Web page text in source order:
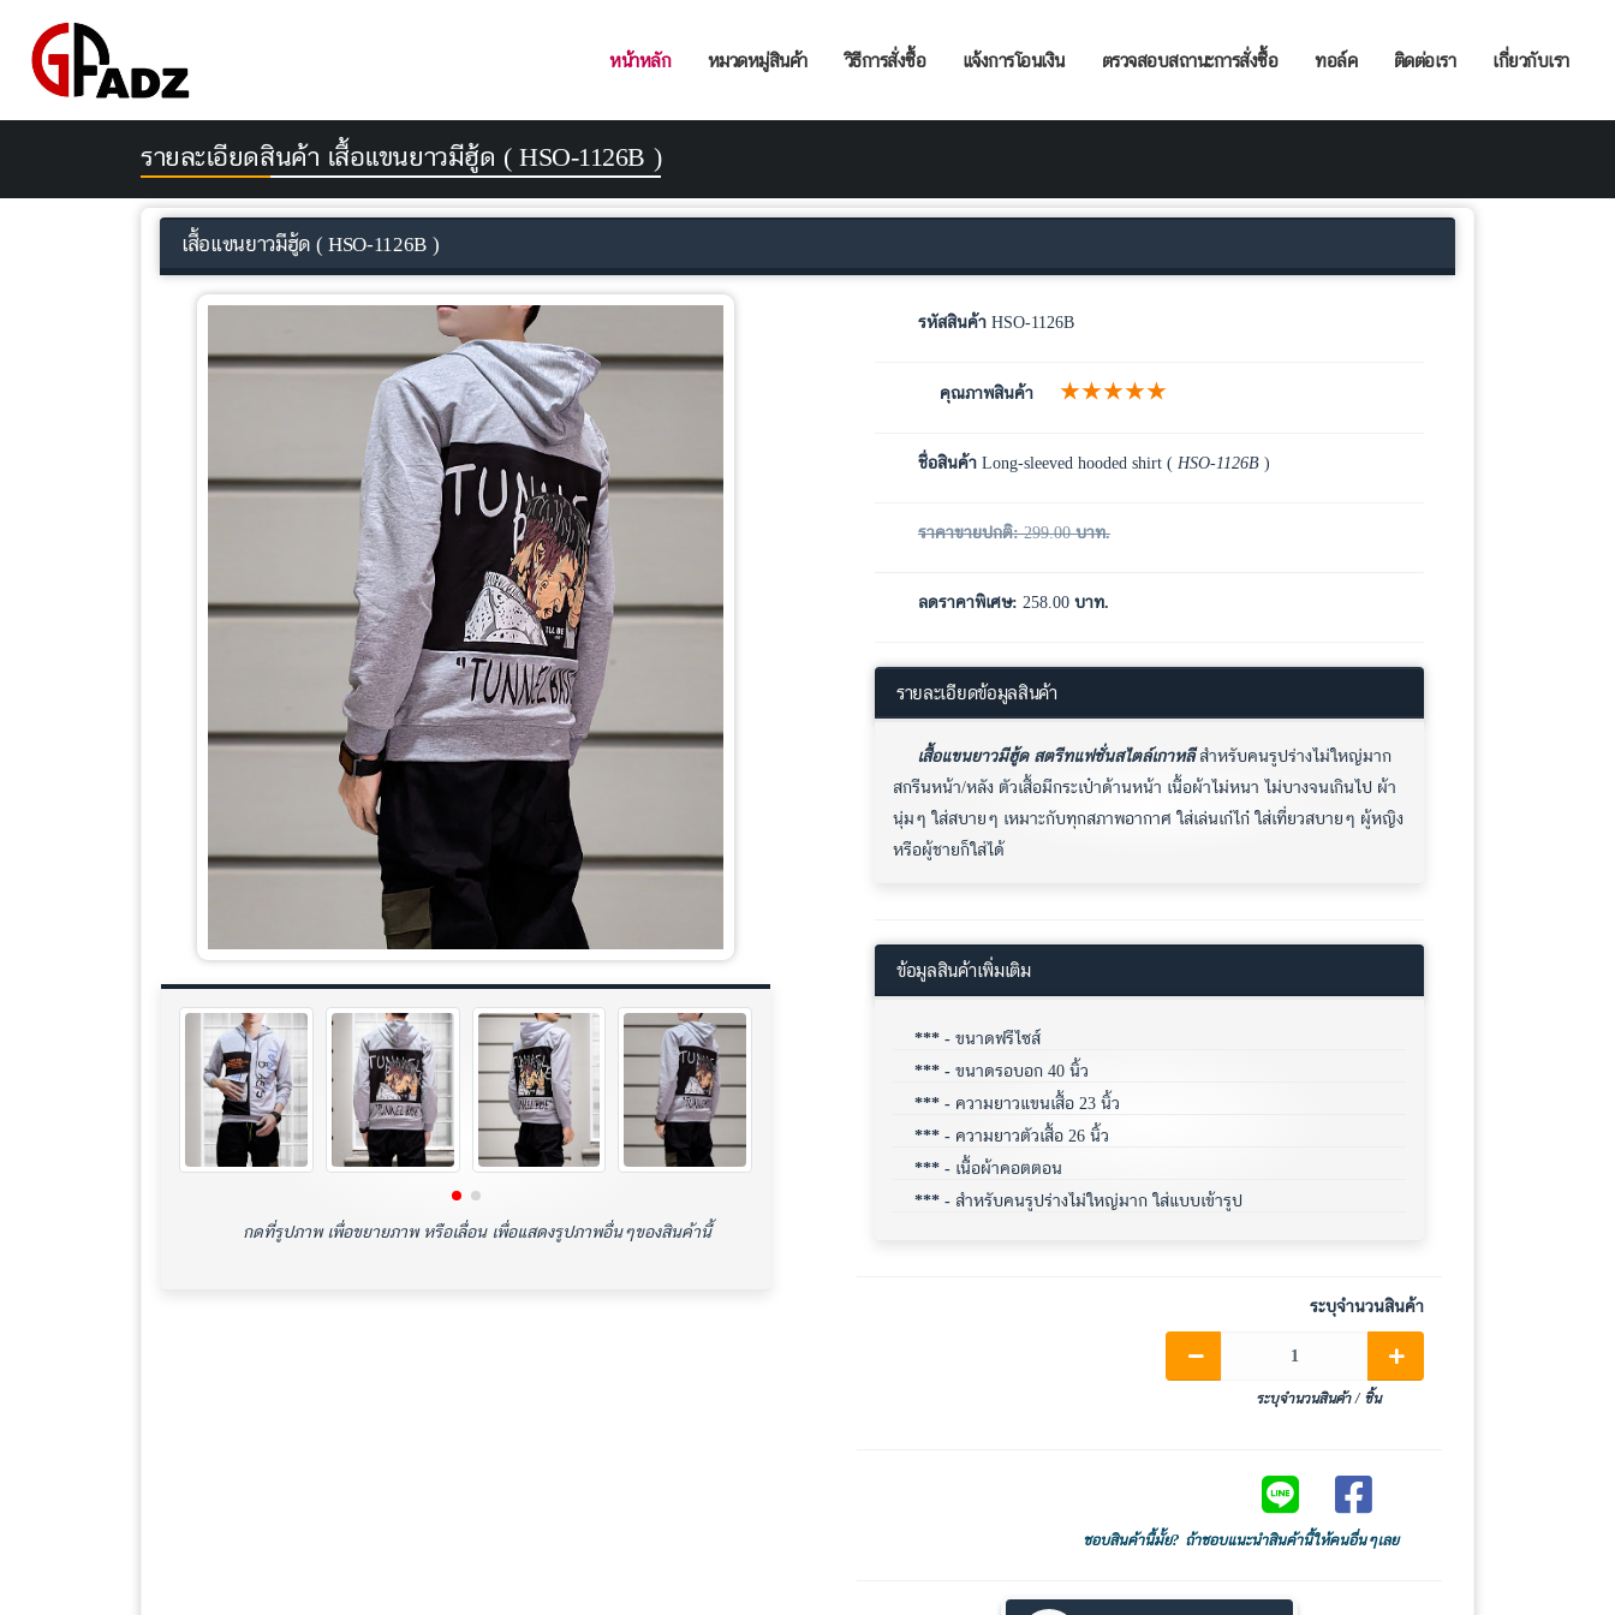
หน้าหลัก หมวดหมู่สินค้า วิธีการสั่งซื้อ แจ้งการโอนเงิน ตรวจสอบสถานะการสั่งซื้อ ทอล์ค ติดต่อเรา เกี่ยวกับเรา
รายละเอียดสินค้า เสื้อแขนยาวมีฮู้ด ( HSO-1126B )
เสื้อแขนยาวมีฮู้ด ( HSO-1126B )
กดที่รูปภาพ เพื่อขยายภาพ หรือเลื่อน เพื่อแสดงรูปภาพอื่นๆของสินค้านี้
รหัสสินค้า HSO-1126B
คุณภาพสินค้า ★★★★★
ชื่อสินค้า Long-sleeved hooded shirt ( HSO-1126B )
ราคาขายปกติ:299.00บาท.
ลดราคาพิเศษ: 258.00 บาท.
รายละเอียดข้อมูลสินค้า
เสื้อแขนยาวมีฮู้ด สตรีทแฟชั่นสไตล์เกาหลีสำหรับคนรูปร่างไม่ใหญ่มาก
สกรีนหน้า/หลัง ตัวเสื้อมีกระเป๋าด้านหน้า เนื้อผ้าไม่หนา ไม่บางจนเกินไป ผ้า
นุ่มๆ ใส่สบายๆ เหมาะกับทุกสภาพอากาศ ใส่เล่นเก๋ไก๋ ใส่เที่ยวสบายๆ ผู้หญิง
หรือผู้ชายก็ใส่ได้
ข้อมูลสินค้าเพิ่มเติม
*** - ขนาดฟรีไซส์
*** - ขนาดรอบอก 40 นิ้ว
*** - ความยาวแขนเสื้อ 23 นิ้ว
*** - ความยาวตัวเสื้อ 26 นิ้ว
*** - เนื้อผ้าคอตตอน
*** - สำหรับคนรูปร่างไม่ใหญ่มาก ใส่แบบเข้ารูป
ระบุจำนวนสินค้า
ระบุจำนวนสินค้า / ชิ้น
Share on Facebook
Share on LINE
ชอบสินค้านี้มั้ย? ถ้าชอบแนะนำสินค้านี้ให้คนอื่นๆเลย